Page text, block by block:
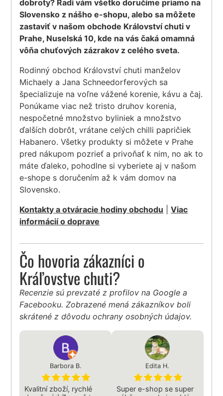
dobroty? Radi vám všetko doručíme priamo na
Slovensko z nášho e-shopu, alebo sa môžete
zastaviť v našom obchode Království chuti v
Prahe, Nuselská 10, kde na vás čaká omamná
vôňa chuťových zázrakov z celého sveta.
Rodinný obchod Království chuti manželov
Michaely a Jana Schneedorferových sa
špecializuje na voľne vážené korenie, kávu a čaj.
Ponúkame viac než tristo druhov korenia,
nespočetné množstvo byliniek a množstvo
ďalších dobrôt, vrátane celých chilli papričiek
Habanero. Všetky produkty si môžete v Prahe
pred nákupom pozrieť a privoňať k nim, no ak to
máte ďaleko, pohodlne si vyberiete aj v našom
e-shope s doručením až k vám domov na
Slovensko.
Kontakty a otváracie hodiny obchodu |Viac
informácií o doprave
Čo hovoria zákazníci o
Kráľovstve chuti?
Recenzie sú prevzaté z profilov na Google a
Facebooku. Zobrazené mená zákazníkov boli
skrátené z dôvodu ochrany osobných údajov.
Barbora B.
Kvalitní zboží, rychlé
Edita H.
Super e-shop se super